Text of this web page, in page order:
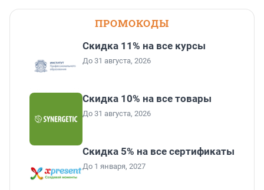
ПРОМОКОДЫ
Скидка 11% на все курсы
До 31 августа, 2026
Скидка 10% на все товары
До 31 августа, 2026
Скидка 5% на все сертификаты
До 1 января, 2027